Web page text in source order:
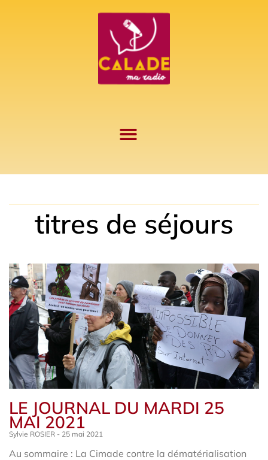
titres de séjours
LE JOURNAL DU MARDI 25
MAI 2021
Sylvie ROSIER 25 mai 2021
Au sommaire : La Cimade contre la dématérialisation